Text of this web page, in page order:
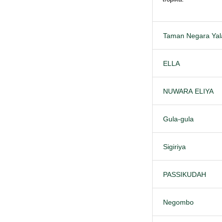
Taman Negara
ELLA
NUWARA ELIYA
Gula-gula
Sigiriya
PASSIKUDAH
Negombo